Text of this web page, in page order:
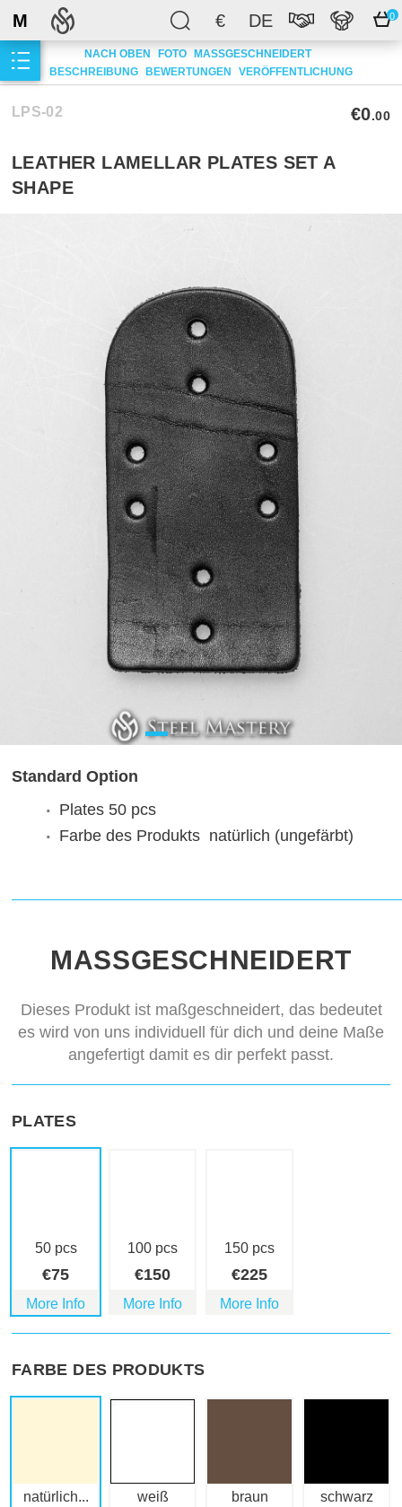
€ DE 0
M
NACH OBEN FOTO
MASSGESCHNEIDERT
BESCHREIBUNG BEWERTUNGEN VERÖFFENTLICHUNG
LPS-02 €0.00
LEATHER LAMELLAR PLATES SET A
SHAPE
Standard Option
Plates 50 pcs
Farbe des Produkts natürlich (ungefärbt)
MASSGESCHNEIDERT
Dieses Produkt ist maßgeschneidert, das bedeutet
es wird von uns individuell für dich und deine Maße
angefertigt damit es dir perfekt passt.
PLATES
50 pcs
€75
More Info
100 pcs
€150
More Info
150 pcs
€225
More Info
FARBE DES PRODUKTS
natürlich... weiß braun schwarz